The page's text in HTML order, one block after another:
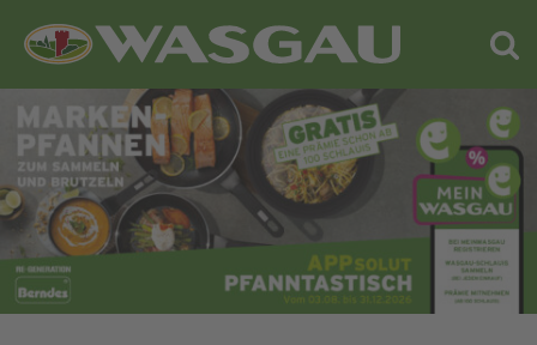
WASGAU AG – Weil die Menschen von hier uns
wichtig sind